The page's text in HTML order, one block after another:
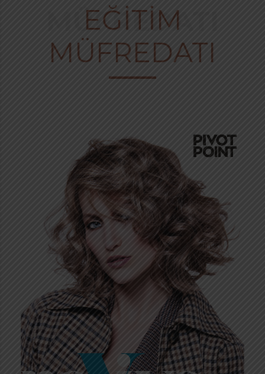
MÜFREDATI
EĞİTİM
MÜFREDATI